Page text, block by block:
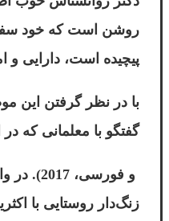
روشن است که خود
پیچیده است، دارایی و
با در نظر گرفتن این
گفتگو با معلمانی که
و فورسی،
زنگ‌دار روستایی با